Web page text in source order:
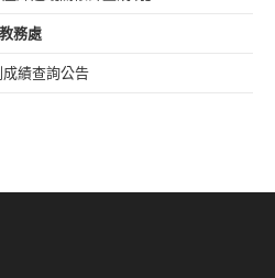
教務處
績查詢公告